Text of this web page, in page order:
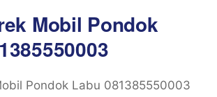
Mobil Pondok
Pondok Labu 081385550003